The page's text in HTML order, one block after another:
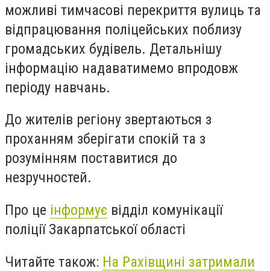
можливі тимчасові перекриття вулиць та
відпрацювання поліцейських поблизу
громадських будівель. Детальнішу
інформацію надаватимемо впродовж
періоду навчань.
До жителів регіону звертаються з
проханням зберігати спокій та з
розумінням поставитися до
незручностей.
Про це інформує відділ комунікації
поліції Закарпатської області
Читайте також: На Рахівщині затримали